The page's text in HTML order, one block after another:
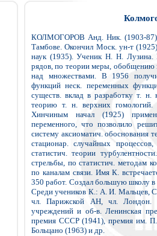
КОЛМОГОРОВ Анд. Ник. (1903-87)
Тамбове. Окончил Моск. ун-т
наук (1935). Ученик Н. Н. Лузина.
рядов, по теории меры, обобщению
над множествами. В 1956
функций неск. переменных
существ. вклад в разработку т. н.
теорию т. н. верхних
Хинчиным начал (1925)
переменного, что позволило
систему аксиоматич. обоснования
стационар. случайных
статистич. теории
стрельбы, по статистич. методам
по каналам связи. Имя К.
350 работ. Создал большую школу
Среди учеников К.: А. И. Мальцев,
чл. Парижской АН, чл. Лондон.
учреждений и об-в. Ленинская
премия СССР (1941), премия им.
Больцано (1963) и др.